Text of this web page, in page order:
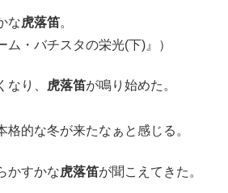
な虎落笛。
ム・バチスタの栄光(下)』）
なり、 虎落笛が鳴り始めた。
格的な冬が来たなぁと感じる。
かすかな虎落笛が聞こえてきた。